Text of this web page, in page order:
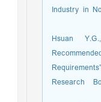
Industry in
5-Hsuan
Research